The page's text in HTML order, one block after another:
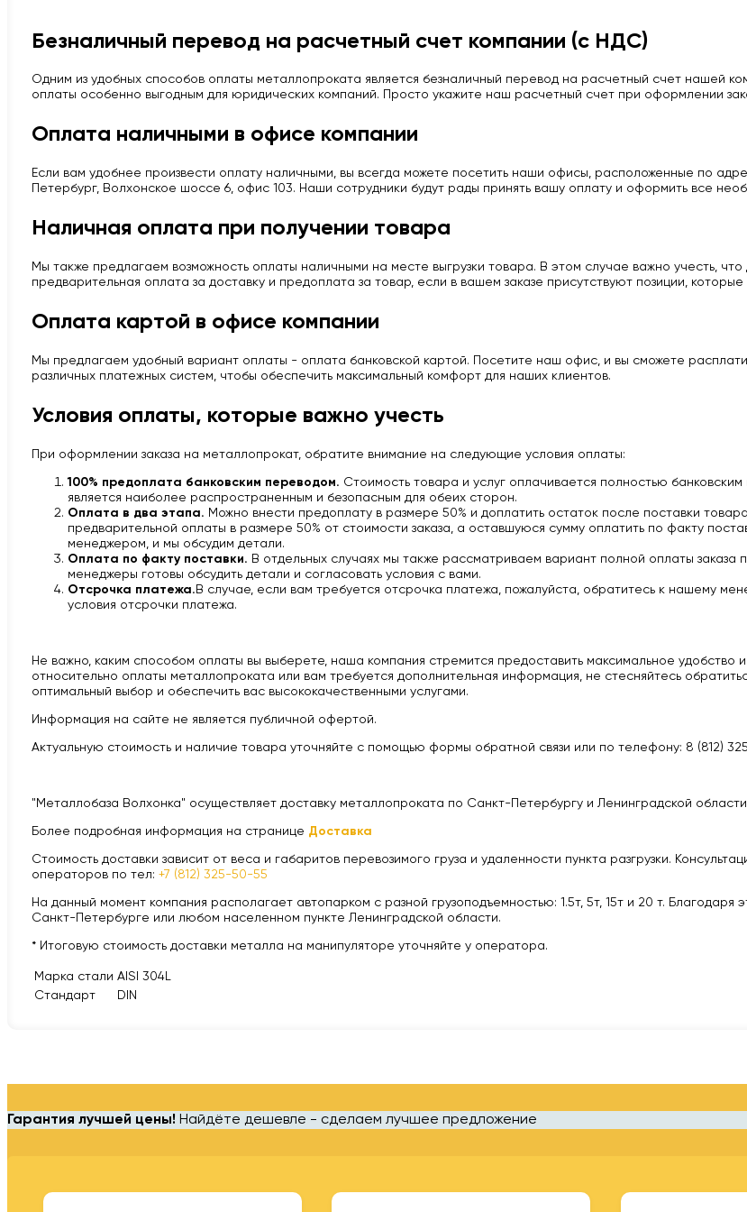
Безналичный перевод на расчетный счет компании (с НДС)
Одним из удобных способов оплаты металлопроката является безналичный перевод на расчетный счет нашей
оплаты особенно выгодным для юридических компаний. Просто укажите наш расчетный счет при оформлении
Оплата наличными в офисе компании
Если вам удобнее произвести оплату наличными, вы всегда можете посетить наши офисы, расположенные по
Петербург, Волхонское шоссе 6, офис 103. Наши сотрудники будут рады принять вашу оплату и оформить все
Наличная оплата при получении товара
Мы также предлагаем возможность оплаты наличными на месте выгрузки товара. В этом случае важно учесть,
предварительная оплата за доставку и предоплата за товар, если в вашем заказе присутствуют позиции,
Оплата картой в офисе компании
Мы предлагаем удобный вариант оплаты - оплата банковской картой. Посетите наш офис, и вы сможете
различных платежных систем, чтобы обеспечить максимальный комфорт для наших клиентов.
Условия оплаты, которые важно учесть
При оформлении заказа на металлопрокат, обратите внимание на следующие условия оплаты:
100% предоплата банковским переводом. Стоимость товара и услуг оплачивается полностью
является наиболее распространенным и безопасным для обеих сторон.
Оплата в два этапа. Можно внести предоплату в размере 50% и доплатить остаток после поставки
предварительной оплаты в размере 50% от стоимости заказа, а оставшуюся сумму оплатить по факту
менеджером, и мы обсудим детали.
Оплата по факту поставки. В отдельных случаях мы также рассматриваем вариант полной оплаты
менеджеры готовы обсудить детали и согласовать условия с вами.
Отсрочка платежа. В случае, если вам требуется отсрочка платежа, пожалуйста, обратитесь к нашему
условия отсрочки платежа.
Не важно, каким способом оплаты вы выберете, наша компания стремится предоставить максимальное удобство и
относительно оплаты металлопроката или вам требуется дополнительная информация, не стесняйтесь
оптимальный выбор и обеспечить вас высококачественными услугами.
Информация на сайте не является публичной офертой.
Актуальную стоимость и наличие товара уточняйте с помощью формы обратной связи или по телефону: 8 (812)
"Металлобаза Волхонка" осуществляет доставку металлопроката по Санкт-Петербургу и Ленинградской
Более подробная информация на странице Доставка
Стоимость доставки зависит от веса и габаритов перевозимого груза и удаленности пункта разгрузки.
операторов по тел: +7 (812) 325-50-55
На данный момент компания располагает автопарком с разной грузоподъемностью: 1.5т, 5т, 15т и 20 т.
Санкт-Петербурге или любом населенном пункте Ленинградской области.
* Итоговую стоимость доставки металла на манипуляторе уточняйте у оператора.
Марка стали AISI 304L
Стандарт
DIN
Гарантия лучшей цены! Найдёте дешевле - сделаем лучшее предложение